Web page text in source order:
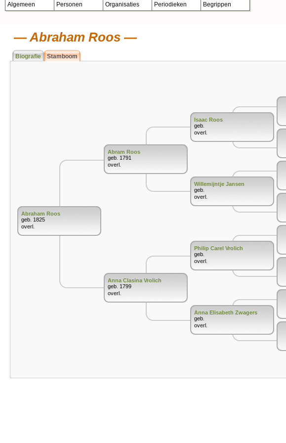
Algemeen Personen Organisaties Periodieken Begrippen
Abraham Roos
Biografie Stamboom
Abraham Roos
geb. 1825
overl.
Abram Roos
geb. 1791
overl.
Anna Clasina Vrolich
geb. 1799
overl.
Isaac Roos
geb.
overl.
Willemijntje Jansen
geb.
overl.
Philip Carel Vrolich
geb.
overl.
Anna Elisabeth Zwagers
geb.
overl.